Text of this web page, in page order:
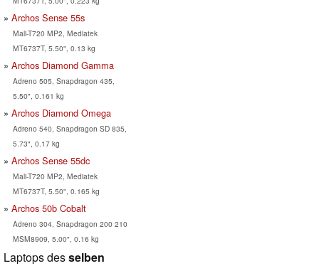
Archos Sense 55s
Mali-T720 MP2, Mediatek
MT6737T, 5.50", 0.13 kg
Archos Diamond Gamma
Adreno 505, Snapdragon 435,
5.50", 0.161 kg
Archos Diamond Omega
Adreno 540, Snapdragon SD 835,
5.73", 0.17 kg
Archos Sense 55dc
Mali-T720 MP2, Mediatek
MT6737T, 5.50", 0.165 kg
Archos 50b Cobalt
Adreno 304, Snapdragon 200 210
MSM8909, 5.00", 0.16 kg
Laptops desselben